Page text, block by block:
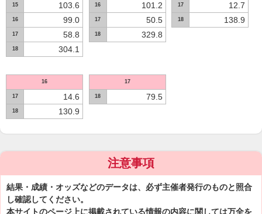
15 103.6
16 99.0
17 58.8
18 304.1
16 101.2
17 50.5
18 329.8
17 12.7
18 138.9
16
17 14.6
18 130.9
17
18 79.5
注意事項
結果・成績・オッズなどのデータは、必ず主催者発行のものと照合
し確認してください。
本サイトのページ上に掲載されている情報の内容に関しては万全を